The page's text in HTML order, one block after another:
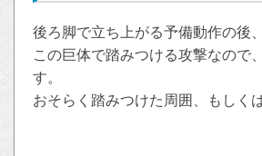
後ろ脚で立ち上がる予備動作の後
この巨体で踏みつける攻撃なので
す。
おそらく踏みつけた周囲、もしく